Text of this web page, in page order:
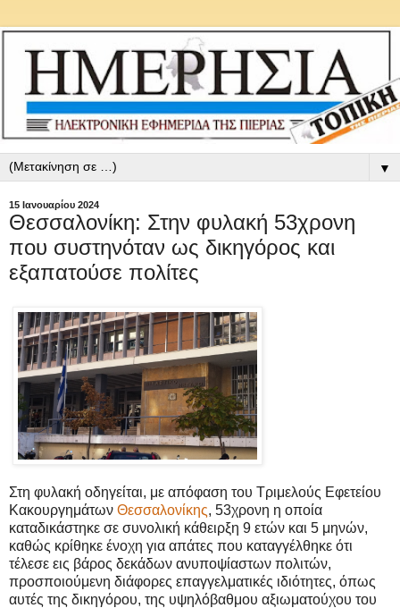
▼
15 Ιανουαρίου 2024
Θεσσαλονίκη: Στην φυλακή 53χρονη
που συστηνόταν ως δικηγόρος και
εξαπατούσε πολίτες
Στη φυλακή οδηγείται, με απόφαση του Τριμελούς Εφετείου
Κακουργημάτων Θεσσαλονίκης, 53χρονη η οποία
καταδικάστηκε σε συνολική κάθειρξη 9 ετών και 5 μηνών,
καθώς κρίθηκε ένοχη για απάτες που καταγγέλθηκε ότι
τέλεσε εις βάρος δεκάδων ανυποψίαστων πολιτών,
προσποιούμενη διάφορες επαγγελματικές ιδιότητες, όπως
αυτές της δικηγόρου, της υψηλόβαθμου αξιωματούχου του